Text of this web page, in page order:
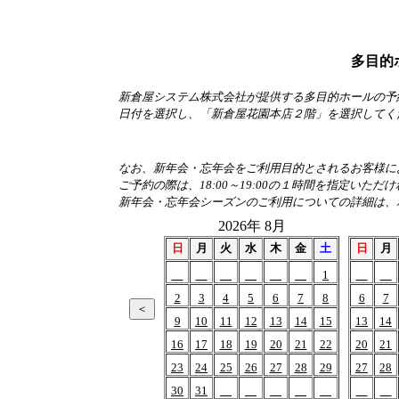
多目的
新倉屋システム株式会社が提供する多目的ホールの
日付を選択し、「新倉屋花園本店２階」を選択して
なお、新年会・忘年会をご利用目的とされるお客様
ご予約の際は、18:00～19:00の１時間を指定いただ
新年会・忘年会シーズンのご利用についての詳細は
2026年 8月
日 月 火 水 木 金
土
1
2
3 4 5 6 7
8
9
10 11 12 13 14
15
16
17 18 19 20 21
22
23
24 25 26 27 28
29
30
31
日 月
6
7
13
14
20
21
27
28